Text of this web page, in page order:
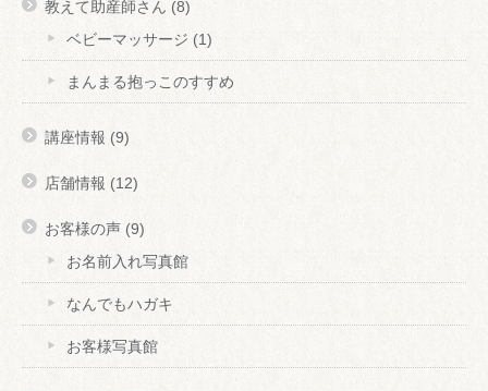
教えて助産師さん (8)
ベビーマッサージ (1)
まんまる抱っこのすすめ
講座情報 (9)
店舗情報 (12)
お客様の声 (9)
お名前入れ写真館
なんでもハガキ
お客様写真館